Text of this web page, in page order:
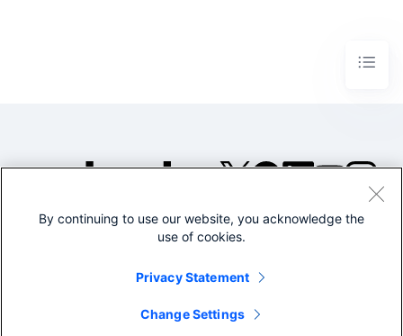
©2005-2026 Splunk Inc. All
By continuing to use our website, you acknowledge the
use of cookies.
Privacy Statement
Change Settings